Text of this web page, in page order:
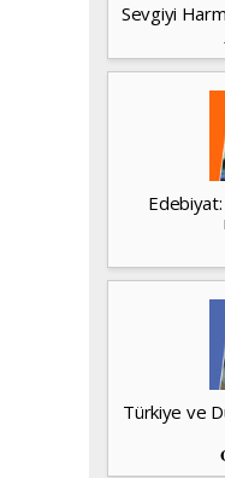
Sevgiyi
Edebiyat:
Türkiye ve